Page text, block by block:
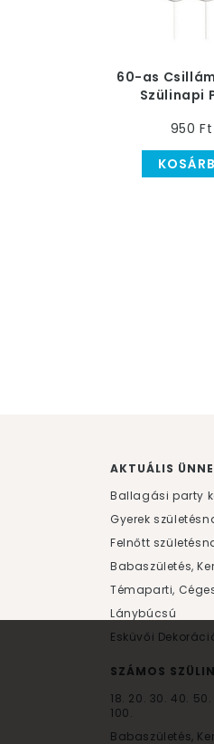
60-as
Szülinapi
950 Ft
AKTUÁLIS
Ballagási party
Gyerek
Felnőtt
Babaszületés,
Témaparti,
Lánybúcsú
Esküvői
SZÁMOS
18. 20. 30. 40. 50.
100.
Babaszületés,